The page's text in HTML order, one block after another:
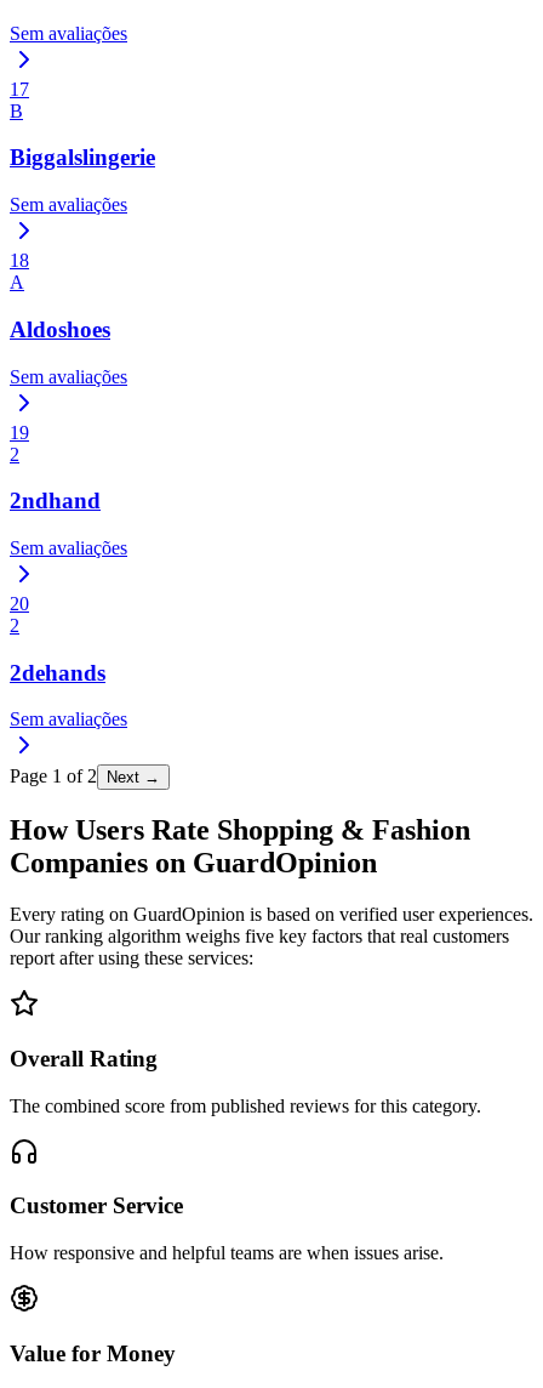
Sem avaliações
17
B
Biggalslingerie
Sem avaliações
18
A
Aldoshoes
Sem avaliações
19
2
2ndhand
Sem avaliações
20
2
2dehands
Sem avaliações
Page 1 of2 Next →
How Users Rate Shopping & Fashion
Companies on GuardOpinion
Every rating on GuardOpinion is based on verified user experiences.
Our ranking algorithm weighs five key factors that real customers
report after using these services:
Overall Rating
The combined score from published reviews for this category.
Customer Service
How responsive and helpful teams are when issues arise.
Value for Money